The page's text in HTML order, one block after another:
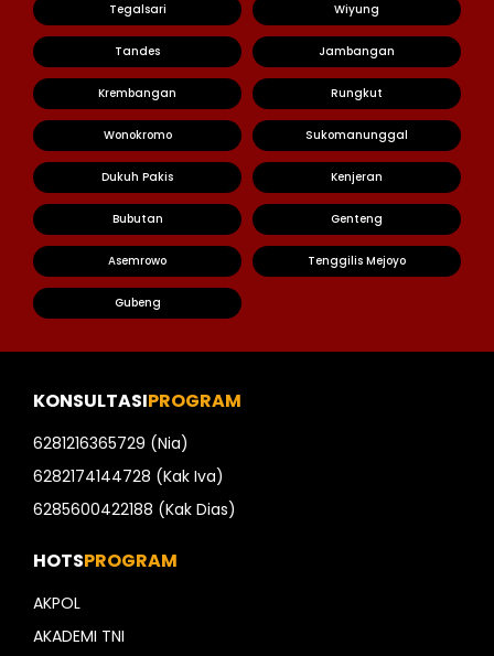
Tegalsari Wiyung
Tandes Jambangan
Krembangan Rungkut
Wonokromo Sukomanunggal
Dukuh Pakis Kenjeran
Bubutan Genteng
Asemrowo Tenggilis Mejoyo
Gubeng
KONSULTASIPROGRAM
6281216365729 (Nia)
6282174144728 (Kak Iva)
6285600422188 (Kak Dias)
HOTSPROGRAM
AKPOL
AKADEMI TNI